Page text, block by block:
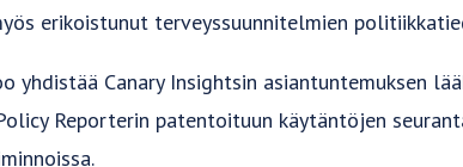
erikoistunut terveyssuunnitelmien
yhdistää Canary Insightsin asiantuntemuksen
Reporterin patentoituun käytäntöjen